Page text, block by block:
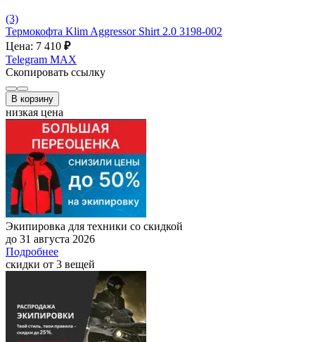
(3)
Термокофта Klim Aggressor Shirt 2.0 3198-002
Цена: 7 410 ₽
Telegram MAX
Скопировать ссылку
В корзину
низкая цена
Экипировка для техники со скидкой
до 31 августа 2026
Подробнее
скидки от 3 вещей